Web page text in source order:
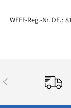
WEEE-Reg.-Nr. DE.:
Vorherige